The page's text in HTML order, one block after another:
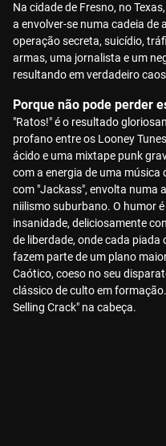
Na cidade de Fresno, no
a envolver-se numa cadeia de
operação secreta, suicídio,
armas, uma jornalista e um
resultando em verdadeiro
Porque não pode perder
"Ratos!" é o resultado
profano entre os Looney
ácido e uma mixtape punk
com a energia de uma
com "Jackass", envolta numa
niilismo suburbano. O humor
insanidade, deliciosamente
de liberdade, onde cada
fazem parte de um plano
Caótico, coeso no seu
clássico de culto em
Selling Crack" na cabeça.